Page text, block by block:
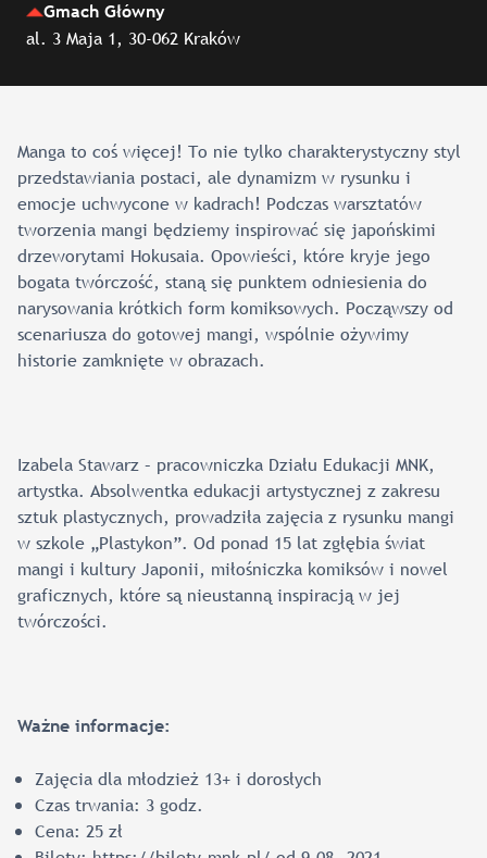
Manga to coś więcej! To nie tylko charakterystyczny styl
przedstawiania postaci, ale dynamizm w rysunku i
emocje uchwycone w kadrach! Podczas warsztatów
tworzenia mangi będziemy inspirować się japońskimi
drzeworytami Hokusaia. Opowieści, które kryje jego
bogata twórczość, staną się punktem odniesienia do
narysowania krótkich form komiksowych. Począwszy od
scenariusza do gotowej mangi, wspólnie ożywimy
historie zamknięte w obrazach.
Izabela Stawarz – pracowniczka Działu Edukacji MNK,
artystka. Absolwentka edukacji artystycznej z zakresu
sztuk plastycznych, prowadziła zajęcia z rysunku mangi
w szkole „Plastykon”. Od ponad 15 lat zgłębia świat
mangi i kultury Japonii, miłośniczka komiksów i nowel
graficznych, które są nieustanną inspiracją w jej
twórczości.
Ważne informacje:
Zajęcia dla młodzież 13+ i dorosłych
Czas trwania: 3 godz.
Cena: 25 zł
Gmach Główny
al. 3 Maja 1, 30-062 Kraków